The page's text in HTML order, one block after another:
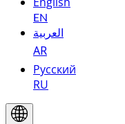
EN
العربية
AR
Русский
RU